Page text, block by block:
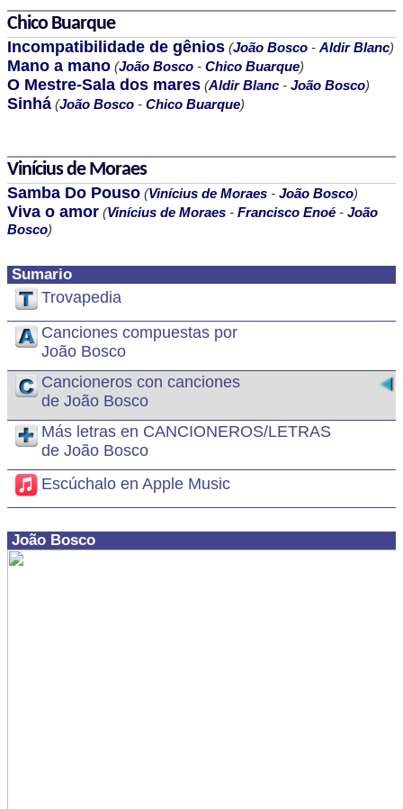
Sumario
Trovapedia
Canciones compuestas por
João Bosco
Cancioneros con canciones
de João Bosco
Más letras en CANCIONEROS/LETRAS
de João Bosco
Escúchalo en Apple Music
João Bosco
Chico Buarque
Incompatibilidade de gênios (João Bosco - Aldir Blanc)
Mano a mano (João Bosco - Chico Buarque)
O Mestre-Sala dos mares (Aldir Blanc - João Bosco)
Sinhá (João Bosco - Chico Buarque)
Vinícius de Moraes
Samba Do Pouso (Vinícius de Moraes - João Bosco)
Viva o amor (Vinícius de Moraes - Francisco Enoé - João
Bosco)